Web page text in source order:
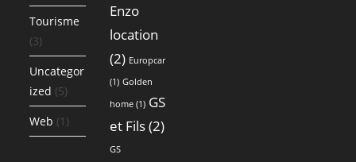
Tourisme
(3)
Uncategor
ized (5)
Web (1)
Enzo
location
(2) Europcar
(1) Golden
home (1) GS
et Fils(2)
GS